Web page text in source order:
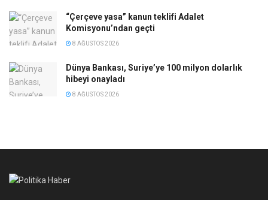
“Çerçeve yasa” kanun teklifi Adalet
Komisyonu’ndan geçti
8 AĞUSTOS 2026
Dünya Bankası, Suriye’ye 100 milyon dolarlık
hibeyi onayladı
8 AĞUSTOS 2026